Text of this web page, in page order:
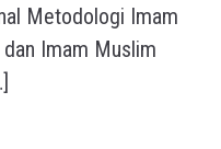
Metodologi Imam
dan Imam Muslim